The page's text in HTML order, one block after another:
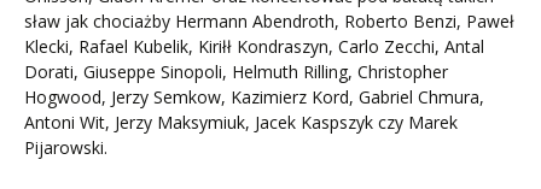
sław jak chociażby Hermann Abendroth, Roberto Benzi, Paweł
Klecki, Rafael Kubelik, Kiriłł Kondraszyn, Carlo Zecchi, Antal
Dorati, Giuseppe Sinopoli, Helmuth Rilling, Christopher
Hogwood, Jerzy Semkow, Kazimierz Kord, Gabriel Chmura,
Antoni Wit, Jerzy Maksymiuk, Jacek Kaspszyk czy Marek
Pijarowski.